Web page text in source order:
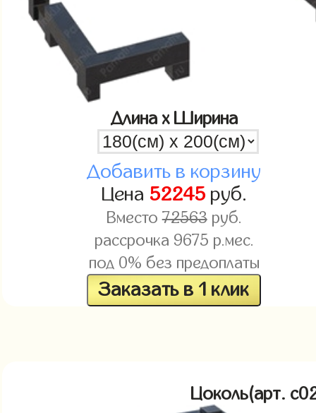
Длина x Ширина
Добавить в корзину
Цена 52245руб.
Вместо72563руб.
рассрочка 9675 р.мес.
под 0% без предоплаты
Заказать в 1 клик
Цоколь(арт.